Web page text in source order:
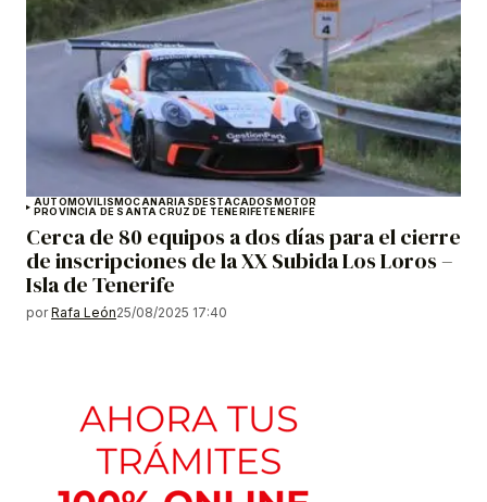
AUTOMOVILISMOCANARIASDESTACADOSMOTOR
PROVINCIA DE SANTA CRUZ DE TENERIFETENERIFE
Cerca de 80 equipos a dos días para el cierre
de inscripciones de la XX Subida Los Loros –
Isla de Tenerife
por Rafa León25/08/2025 17:40